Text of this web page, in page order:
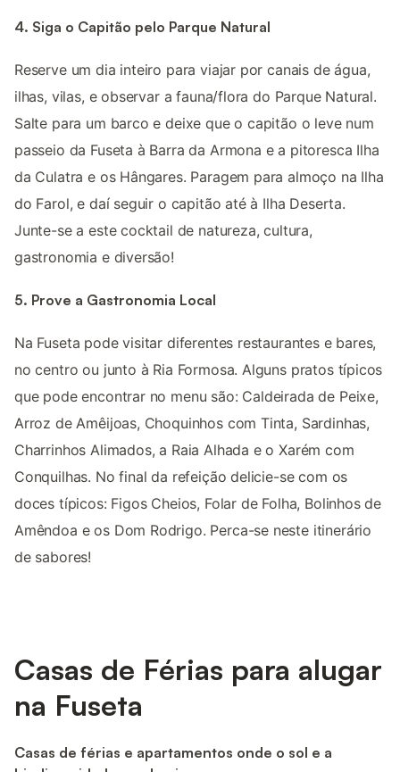
4. Siga o Capitão pelo Parque Natural
Reserve um dia inteiro para viajar por canais de água,
ilhas, vilas, e observar a fauna/flora do Parque Natural.
Salte para um barco e deixe que o capitão o leve num
passeio da Fuseta à Barra da Armona e a pitoresca Ilha
da Culatra e os Hângares. Paragem para almoço na Ilha
do Farol, e daí seguir o capitão até à Ilha Deserta.
Junte-se a este cocktail de natureza, cultura,
gastronomia e diversão!
5. Prove a Gastronomia Local
Na Fuseta pode visitar diferentes restaurantes e bares,
no centro ou junto à Ria Formosa. Alguns pratos típicos
que pode encontrar no menu são: Caldeirada de Peixe,
Arroz de Amêijoas, Choquinhos com Tinta, Sardinhas,
Charrinhos Alimados, a Raia Alhada e o Xarém com
Conquilhas. No final da refeição delicie-se com os
doces típicos: Figos Cheios, Folar de Folha, Bolinhos de
Amêndoa e os Dom Rodrigo. Perca-se neste itinerário
de sabores!
Casas de Férias para alugar
na Fuseta
Casas de férias e apartamentos onde o sol e a